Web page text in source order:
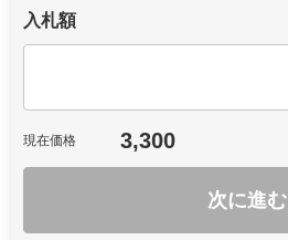
入札額
現在価格 3,300
次に進む